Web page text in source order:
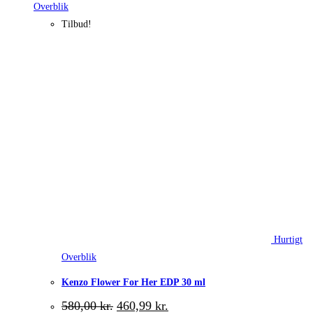
Overblik
Tilbud!
Hurtigt
Overblik
Kenzo Flower For Her EDP 30 ml
580,00kr. Den
oprindelige
460,99 kr.
aktuelle